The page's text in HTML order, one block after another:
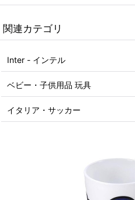
関連カテゴリ
Inter - インテル
ベビー・子供用品 玩具
イタリア・サッカー